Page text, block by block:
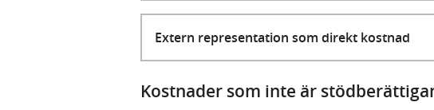
Extern representation som direkt kostnad
Kostnader som inte är